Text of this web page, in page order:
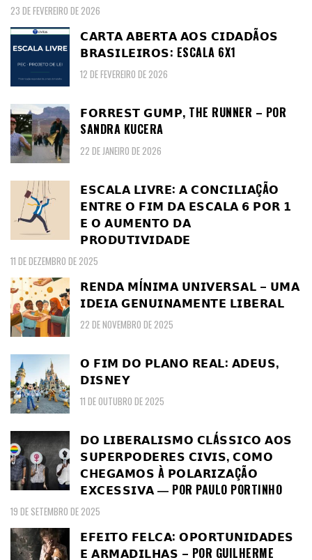
23 DE FEVEREIRO DE 2026
𝗖𝗔𝗥𝗧𝗔 𝗔𝗕𝗘𝗥𝗧𝗔 𝗔𝗢𝗦 𝗖𝗜𝗗𝗔𝗗Ã𝗢𝗦
𝗕𝗥𝗔𝗦𝗜𝗟𝗘𝗜𝗥𝗢𝗦: ESCALA 6X1
12 DE FEVEREIRO DE 2026
𝗙𝗢𝗥𝗥𝗘𝗦𝗧 𝗚𝗨𝗠𝗣, THE RUNNER – POR
SANDRA KUCERA
22 DE JANEIRO DE 2026
𝗘𝗦𝗖𝗔𝗟𝗔 𝗟𝗜𝗩𝗥𝗘: 𝗔 𝗖𝗢𝗡𝗖𝗜𝗟𝗜𝗔ÇÃ𝗢
𝗘𝗡𝗧𝗥𝗘 𝗢 𝗙𝗜𝗠 𝗗𝗔 𝗘𝗦𝗖𝗔𝗟𝗔 𝟲 𝗣𝗢𝗥 𝟭
𝗘 𝗢 𝗔𝗨𝗠𝗘𝗡𝗧𝗢 𝗗𝗔
𝗣𝗥𝗢𝗗𝗨𝗧𝗜𝗩𝗜𝗗𝗔𝗗𝗘
11 DE DEZEMBRO DE 2025
𝗥𝗘𝗡𝗗𝗔 𝗠Í𝗡𝗜𝗠𝗔 𝗨𝗡𝗜𝗩𝗘𝗥𝗦𝗔𝗟 – 𝗨𝗠𝗔
𝗜𝗗𝗘𝗜𝗔 𝗚𝗘𝗡𝗨𝗜𝗡𝗔𝗠𝗘𝗡𝗧𝗘 𝗟𝗜𝗕𝗘𝗥𝗔𝗟
22 DE NOVEMBRO DE 2025
𝗢 𝗙𝗜𝗠 𝗗𝗢 𝗣𝗟𝗔𝗡𝗢 𝗥𝗘𝗔𝗟: 𝗔𝗗𝗘𝗨𝗦,
𝗗𝗜𝗦𝗡𝗘𝗬
11 DE OUTUBRO DE 2025
𝗗𝗢 𝗟𝗜𝗕𝗘𝗥𝗔𝗟𝗜𝗦𝗠𝗢 𝗖𝗟Á𝗦𝗦𝗜𝗖𝗢 𝗔𝗢𝗦
𝗦𝗨𝗣𝗘𝗥𝗣𝗢𝗗𝗘𝗥𝗘𝗦 𝗖𝗜𝗩𝗜𝗦, 𝗖𝗢𝗠𝗢
𝗖𝗛𝗘𝗚𝗔𝗠𝗢𝗦 À 𝗣𝗢𝗟𝗔𝗥𝗜𝗭𝗔ÇÃ𝗢
𝗘𝗫𝗖𝗘𝗦𝗦𝗜𝗩𝗔 ― POR PAULO PORTINHO
19 DE SETEMBRO DE 2025
𝗘𝗙𝗘𝗜𝗧𝗢 𝗙𝗘𝗟𝗖𝗔: 𝗢𝗣𝗢𝗥𝗧𝗨𝗡𝗜𝗗𝗔𝗗𝗘𝗦
𝗘 𝗔𝗥𝗠𝗔𝗗𝗜𝗟𝗛𝗔𝗦 – POR GUILHERME